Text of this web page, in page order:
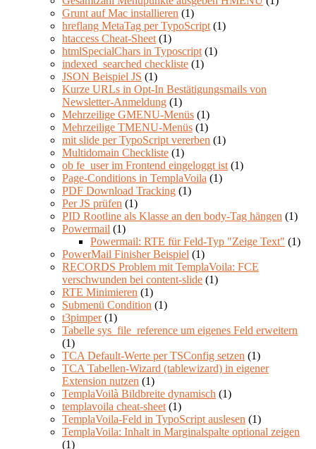
Grunt auf Mac installieren (1)
hreflang MetaTag per TypoScript (1)
htaccess Cheat-Sheet (1)
htmlSpecialChars in Typoscript (1)
indexed_searched checkliste (1)
JSON Beispiel JS (1)
Kurze URLs in Opt-In Bestätigungsmails von
Newsletter-Anmeldung (1)
Mehrzeilige GMENU-Menüs (1)
Mehrzeilige TMENU-Menüs (1)
mit slide per TypoScript vererben (1)
Multidomain Checkliste (1)
ob fe_user im Frontend eingeloggt ist (1)
Page-Conditions in TemplaVoila (1)
PDF Download Tracking (1)
Per JS prüfen (1)
PID Rootline als Klasse an den body-Tag hängen (1)
Powermail (1)
Powermail: RTE für Feld-Typ "Zeige Text" (1)
PowerMail Finisher Beispiel (1)
RECORDS Problem mit TemplaVoila: FCE
verschwunden bei content-slide (1)
RTE Minimieren (1)
Submenü Condition (1)
t3pimper(1)
Tabelle sys_file_reference um eigenes Feld erweitern
(1)
TCA Default-Werte per TSConfig setzen (1)
TCA Tabellen-Wizard (tablewizard) in eigener
Extension nutzen (1)
TemplaVoilà Bildbreite dynamisch (1)
templavoila cheat-sheet (1)
TemplaVoila-Feld in TypoScript auslesen (1)
TemplaVoila: Inhalt in Marginalspalte optional zeigen
(1)